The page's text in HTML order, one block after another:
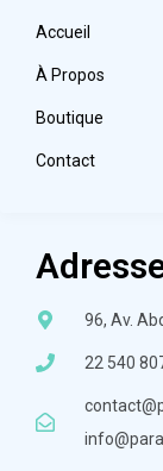
Accueil
À Propos
Boutique
Contact
96, Av.
22 540